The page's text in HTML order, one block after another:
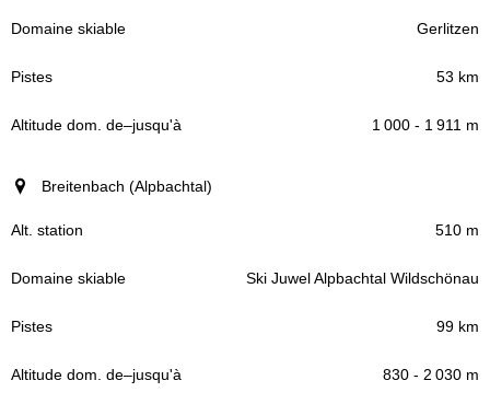
Gerlitzen
53 km
1 000 - 1 911 m
Breitenbach (Alpbachtal)
510 m
Ski Juwel Alpbachtal Wildschönau
99 km
830 - 2 030 m